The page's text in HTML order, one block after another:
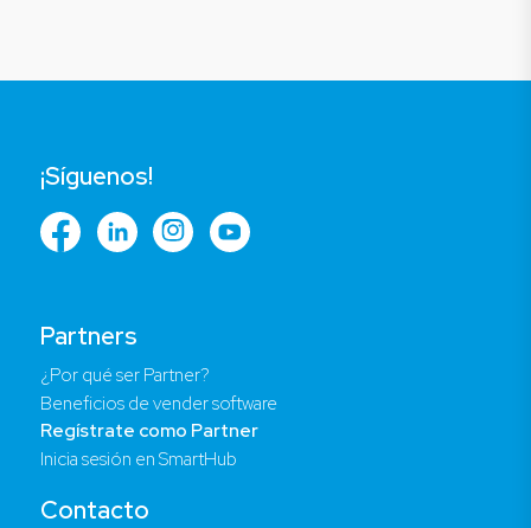
Partners
¿Por qué ser Partner?
Beneficios de vender software
Regístrate como Partner
Inicia sesión en SmartHub
Contacto
¡Síguenos!